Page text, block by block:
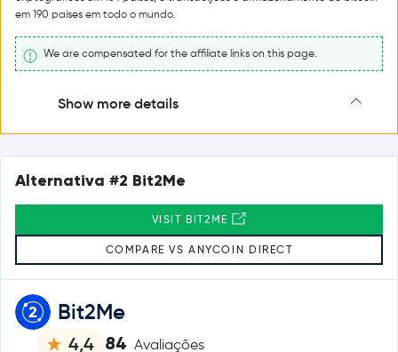
em 190 países em todo o mundo.
We are compensated for the affiliate links on this page.
Show more details
Bit2Me
4,4 84 Avaliações
Alternativa #2 Bit2Me
VISIT BIT2ME
COMPARE VS ANYCOIN DIRECT